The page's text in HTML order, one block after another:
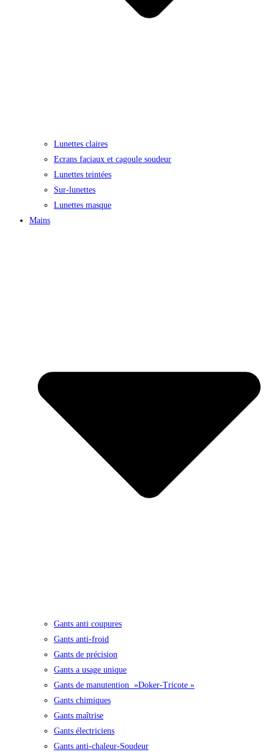
Lunettes claires
Ecrans faciaux et cagoule soudeur
Lunettes teintées
Sur-lunettes
Lunettes masque
Mains
Gants anti coupures
Gants anti-froid
Gants de précision
Gants a usage unique
Gants de manutention »Doker-Tricote »
Gants chimiques
Gants maîtrise
Gants électriciens
Gants anti-chaleur-Soudeur